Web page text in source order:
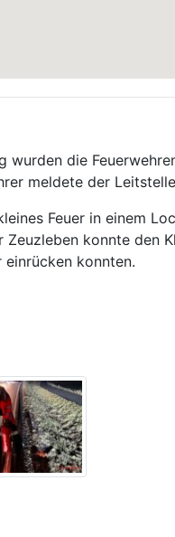
die
meldete der
Feuer in einem
konnte den
konnten.